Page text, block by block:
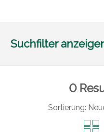
Suchfilter
0
Sortierung: